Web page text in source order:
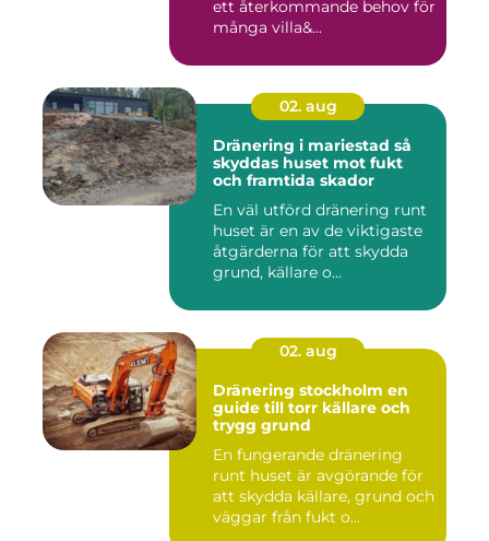
ett återkommande behov för
många villa&...
02. aug
Dränering i mariestad så
skyddas huset mot fukt
och framtida skador
En väl utförd dränering runt
huset är en av de viktigaste
åtgärderna för att skydda
grund, källare o...
02. aug
Dränering stockholm en
guide till torr källare och
trygg grund
En fungerande dränering
runt huset är avgörande för
att skydda källare, grund och
väggar från fukt o...